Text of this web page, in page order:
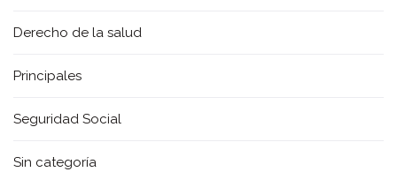
Derecho de la salud
Principales
Seguridad Social
Sin categoría